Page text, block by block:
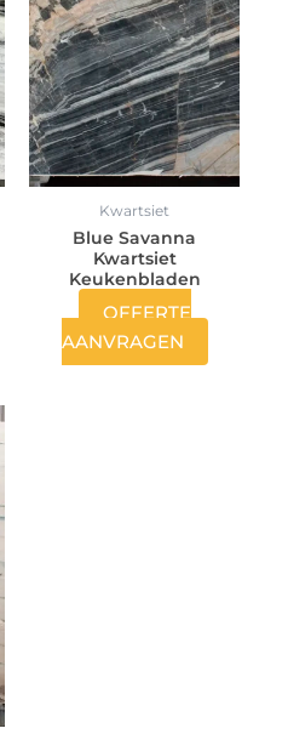
Kwartsiet
Blue Savanna
Kwartsiet
Keukenbladen
OFFERTE
AANVRAGEN